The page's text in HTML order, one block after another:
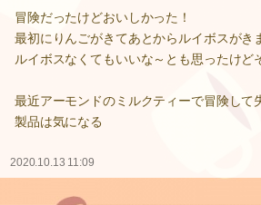
冒険だったけどおいしかった！
最初にりんごがきてあとからルイボスがき
ルイボスなくてもいいな～とも思ったけ
最近アーモンドのミルクティーで冒険して
製品は気になる
2020.10.13 11:09